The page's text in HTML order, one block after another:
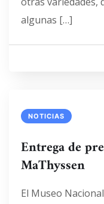
algunas […]
NOTICIAS
Entrega de
MaThyssen
El Museo